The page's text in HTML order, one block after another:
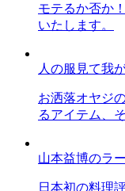
モテるか否か
いたします。
人の服見て我
お洒落オヤジ
るアイテム、
山本益博のラ
日本初の料理